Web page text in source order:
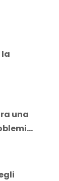
la
una